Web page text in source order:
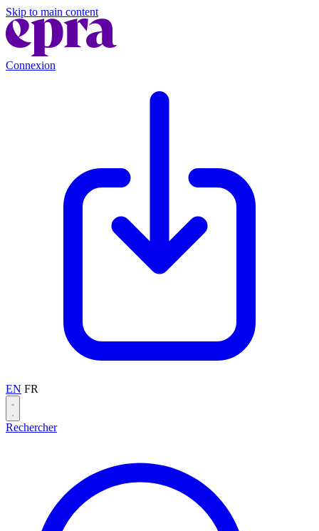
Skip to main content
Connexion
EN FR
Rechercher